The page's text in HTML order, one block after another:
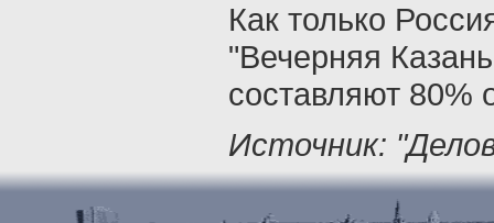
Как только
"Вечерняя
составляют 80%
Источник: